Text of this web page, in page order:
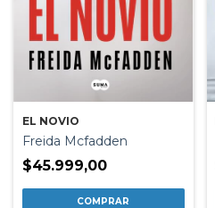
EL NOVIO
Freida Mcfadden
$45.999,00